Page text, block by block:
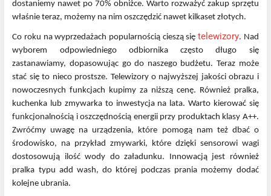
dostaniemy nawet po 70% obniżce. Warto rozważyć zakup sprzętu
właśnie teraz, możemy na nim oszczędzić nawet kilkaset złotych.
Co roku na wyprzedażach popularnością cieszą się telewizory. Nad
wyborem odpowiedniego odbiornika często długo się
zastanawiamy, dopasowując go do naszego budżetu. Teraz może
stać się to nieco prostsze. Telewizory o najwyższej jakości obrazu i
nowoczesnych funkcjach kupimy za niższą cenę. Również pralka,
kuchenka lub zmywarka to inwestycja na lata. Warto kierować się
funkcjonalnością i oszczędnością energii przy produktach klasy A++.
Zwróćmy uwagę na urządzenia, które pomogą nam też dbać o
środowisko, na przykład zmywarki, które dzięki sensorowi wagi
dostosowują ilość wody do załadunku. Innowacją jest również
pralka typu add wash, do której podczas prania możemy dodać
kolejne ubrania.